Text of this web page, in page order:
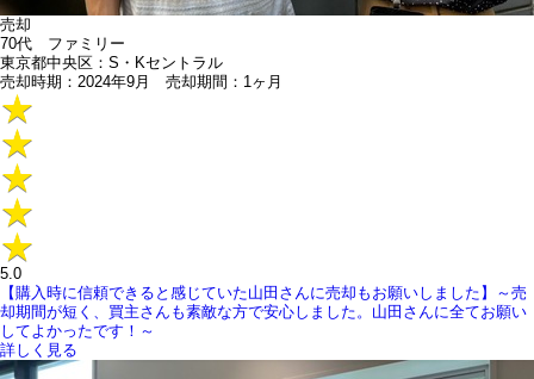
売却
70代 ファミリー
東京都中央区：S・Kセントラル
売却時期：2024年9月 売却期間：1ヶ月
5.0
【購入時に信頼できると感じていた山田さんに売却もお願いしました】～売
却期間が短く、買主さんも素敵な方で安心しました。山田さんに全てお願い
してよかったです！～
詳しく見る